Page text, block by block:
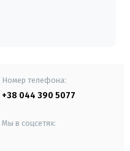
Номер телефона:
+38 044 390 5077
Мы в соцсетях: